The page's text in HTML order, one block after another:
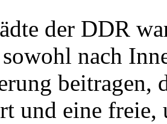
der DDR
nach
beitragen,
und eine freie,